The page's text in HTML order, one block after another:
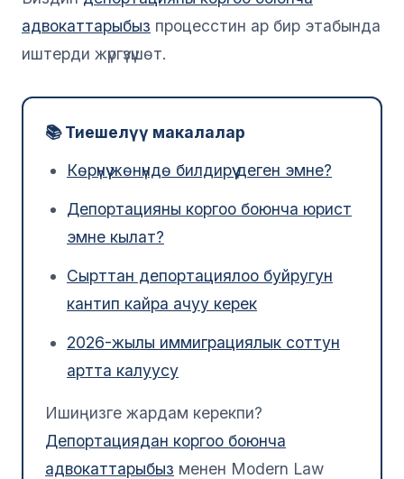
адвокаттарыбыз процесстин ар бир этабында
иштерди жүргүзүшөт.
📚 Тиешелүү макалалар
Көрүнүү жөнүндө билдирүү деген эмне?
Депортацияны коргоо боюнча юрист
эмне кылат?
Сырттан депортациялоо буйругун
кантип кайра ачуу керек
2026-жылы иммиграциялык соттун
артта калуусу
Ишиңизге жардам керекпи?
Депортациядан коргоо боюнча
адвокаттарыбыз менен Modern Law